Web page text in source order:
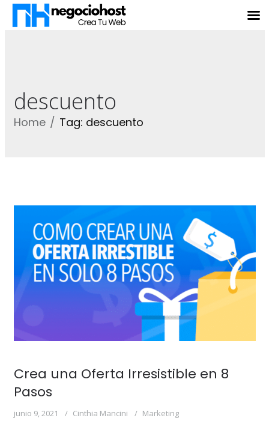
descuento
Home Tag: descuento
Crea una Oferta Irresistible en 8
Pasos
junio 9, 2021 Cinthia Mancini Marketing